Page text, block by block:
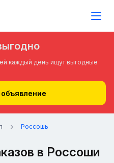
каждый день ищут выгодные
Россошь
в Россоши